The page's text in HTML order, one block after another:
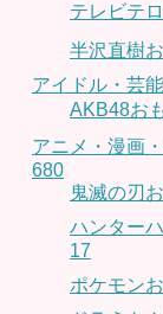
テレビテ
半沢直樹
アイドル・芸
AKB48お
アニメ・漫画
680
鬼滅の刃
ハンター
17
ポケモン